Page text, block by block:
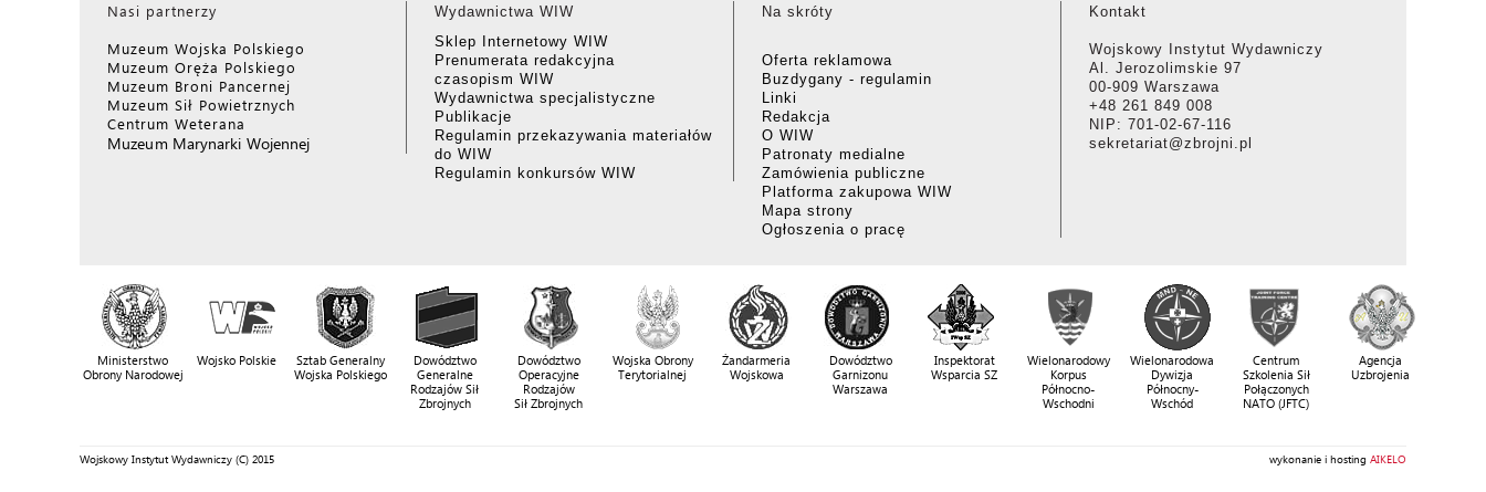
Nasi partnerzy
Muzeum Wojska Polskiego
Muzeum Oręża Polskiego
Muzeum Broni Pancernej
Muzeum Sił Powietrznych
Centrum Weterana
Muzeum Marynarki Wojennej
Wydawnictwa WIW
Sklep Internetowy WIW
Prenumerata redakcyjna
czasopism WIW
Wydawnictwa specjalistyczne
Publikacje
Regulamin przekazywania materiałów
do WIW
Regulamin konkursów WIW
Na skróty
Oferta reklamowa
Buzdygany - regulamin
Linki
Redakcja
O WIW
Patronaty medialne
Zamówienia publiczne
Platforma zakupowa WIW
Mapa strony
Ogłoszenia o pracę
Kontakt
Wojskowy Instytut Wydawniczy
Al. Jerozolimskie 97
00-909 Warszawa
+48 261 849 008
NIP: 701-02-67-116
sekretariat@zbrojni.pl
Ministerstwo
Obrony Narodowej
Wojsko Polskie
Sztab Generalny
Wojska Polskiego
Dowództwo
Generalne
Rodzajów Sił
Zbrojnych
Dowództwo
Operacyjne
Rodzajów
Sił Zbrojnych
Wojska Obrony
Terytorialnej
Żandarmeria
Wojskowa
Dowództwo
Garnizonu
Warszawa
Inspektorat
Wsparcia SZ
Wielonarodowy
Korpus
Północno-
Wschodni
Wielonarodowa
Dywizja
Północny-
Wschód
Centrum
Szkolenia Sił
Połączonych
NATO (JFTC)
Agencja
Uzbrojenia
Wojskowy Instytut Wydawniczy (C) 2015 wykonanie i hosting AIKELO